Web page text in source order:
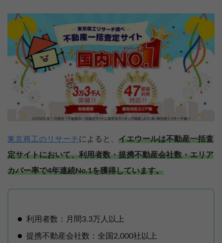
東京商工のリサーチ によると、 イエウールは不動産一括査
定サイトにおいて、利用者数・提携不動産会社数・エリア
カバー率で4年連続No.1を獲得しています。
利用者数：月間3.3万人以上
提携不動産会社数：全国2,000社以上